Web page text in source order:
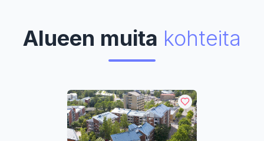
Alueen muita kohteita